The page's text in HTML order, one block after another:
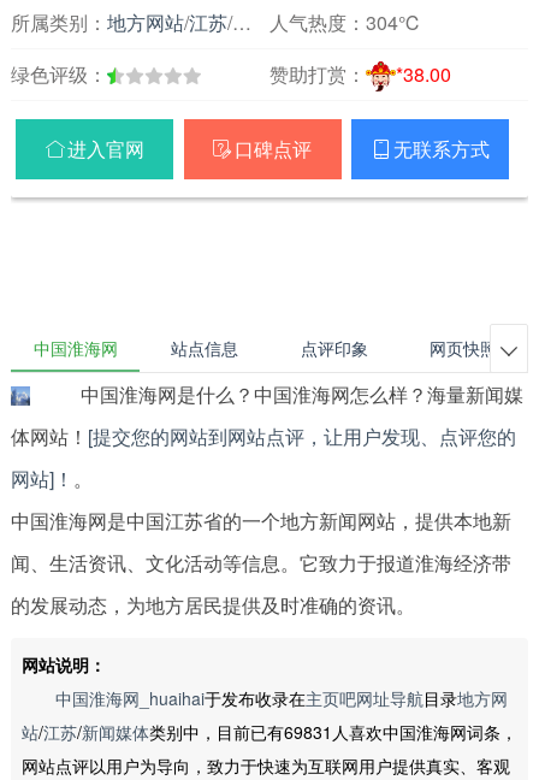
所属类别： 地方网站/江苏/新闻媒体人气热度： 304℃
绿色评级：
赞助打赏： *38.00
进入官网  口碑点评  无联系方式
中国淮海网 站点信息 点评印象 网页快照 
中国淮海网是什么？中国淮海网怎么样？海量新闻媒
体网站！ [提交您的网站到网站点评，让用户发现、点评您的
网站]！ 。
中国淮海网是中国江苏省的一个地方新闻网站，提供本地新
闻、生活资讯、文化活动等信息。它致力于报道淮海经济带
的发展动态，为地方居民提供及时准确的资讯。
网站说明：
中国淮海网_huaihai于发布收录在主页吧网址导航目录地方网
站/江苏/新闻媒体类别中，目前已有69831人喜欢中国淮海网词条，
网站点评以用户为导向，致力于快速为互联网用户提供真实、客观